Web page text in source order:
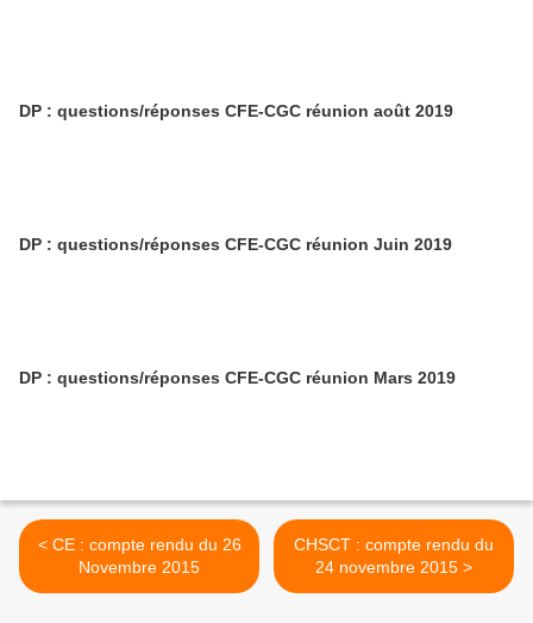
DP : questions/réponses CFE-CGC réunion août 2019
DP : questions/réponses CFE-CGC réunion Juin 2019
DP : questions/réponses CFE-CGC réunion Mars 2019
< CE : compte rendu du 26
Novembre 2015
CHSCT : compte rendu du
24 novembre 2015 >